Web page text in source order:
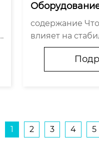
ия воздуха:
ия для
содержание Что действительно
влияет на
становки? Где
жность — на
Почему «под
1 2 3 4 5